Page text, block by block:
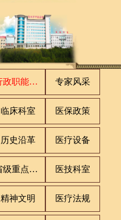
行政职能科室 专家风采
临床科室 医保政策
历史沿革 医疗设备
省级重点专科 医技科室
精神文明 医疗法规